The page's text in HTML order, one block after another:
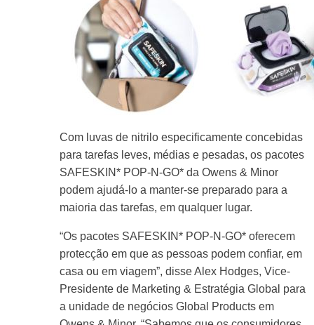
Com luvas de nitrilo especificamente concebidas
para tarefas leves, médias e pesadas, os pacotes
SAFESKIN* POP-N-GO* da Owens & Minor
podem ajudá-lo a manter-se preparado para a
maioria das tarefas, em qualquer lugar.
“Os pacotes SAFESKIN* POP-N-GO* oferecem
protecção em que as pessoas podem confiar, em
casa ou em viagem”, disse Alex Hodges, Vice-
Presidente de Marketing & Estratégia Global para
a unidade de negócios Global Products em